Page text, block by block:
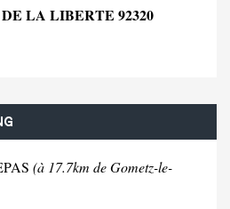
LA LIBERTE 92320
(à 17.7km de Gometz-le-